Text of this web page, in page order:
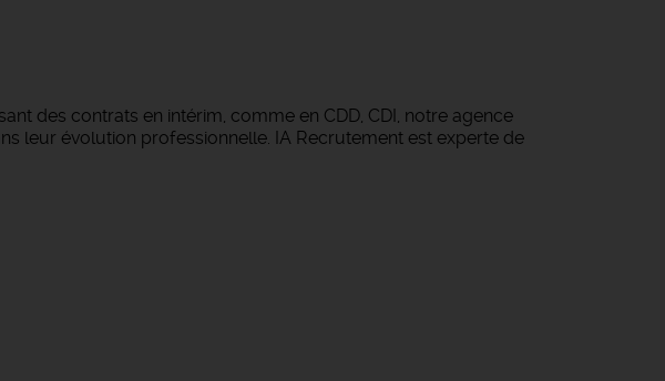
des contrats en intérim, comme en CDD, CDI, notre agence
leur évolution professionnelle. IA Recrutement est experte de